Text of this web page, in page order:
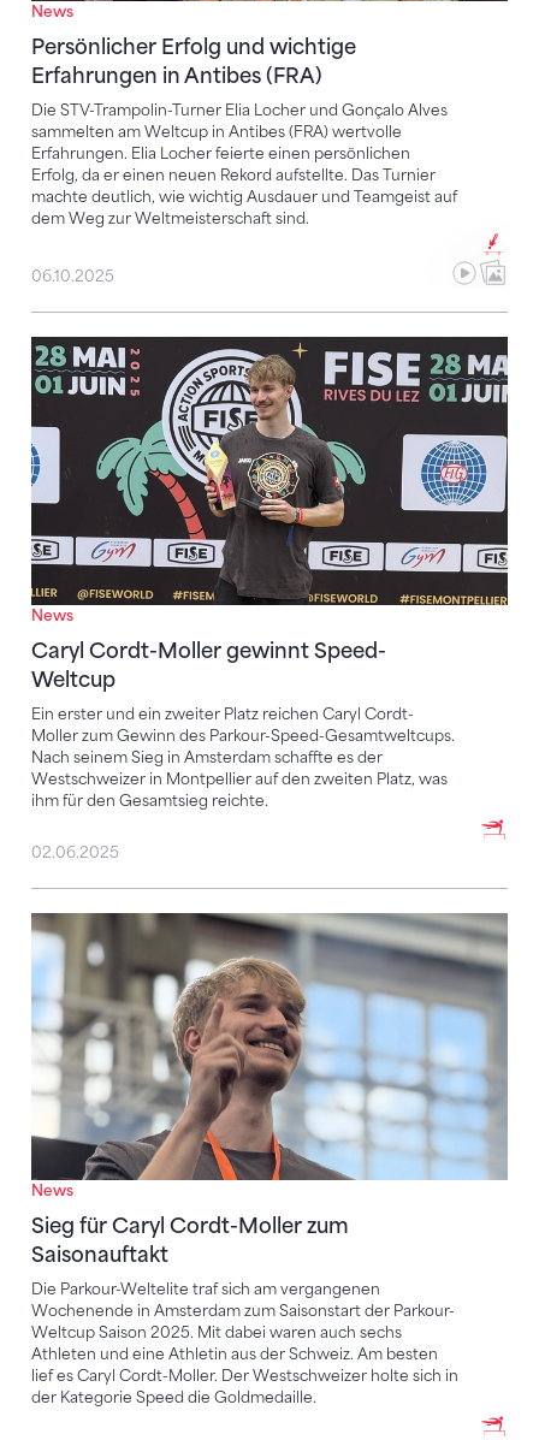
News
Persönlicher Erfolg und wichtige
Erfahrungen in Antibes (FRA)
Die STV-Trampolin-Turner Elia Locher und Gonçalo Alves
sammelten am Weltcup in Antibes (FRA) wertvolle
Erfahrungen. Elia Locher feierte einen persönlichen
Erfolg, da er einen neuen Rekord aufstellte. Das Turnier
machte deutlich, wie wichtig Ausdauer und Teamgeist auf
dem Weg zur Weltmeisterschaft sind.
06.10.2025
News
Caryl Cordt-Moller gewinnt Speed-
Weltcup
Ein erster und ein zweiter Platz reichen Caryl Cordt-
Moller zum Gewinn des Parkour-Speed-Gesamtweltcups.
Nach seinem Sieg in Amsterdam schaffte es der
Westschweizer in Montpellier auf den zweiten Platz, was
ihm für den Gesamtsieg reichte.
Caryl Cordt-Moller gewinnt Speed-Weltcup
02.06.2025
News
Sieg für Caryl Cordt-Moller zum
Saisonauftakt
Die Parkour-Weltelite traf sich am vergangenen
Wochenende in Amsterdam zum Saisonstart der Parkour-
Weltcup Saison 2025. Mit dabei waren auch sechs
Athleten und eine Athletin aus der Schweiz. Am besten
lief es Caryl Cordt-Moller. Der Westschweizer holte sich in
der Kategorie Speed die Goldmedaille.
Sieg für Caryl Cordt-Moller zum Saisonauftakt